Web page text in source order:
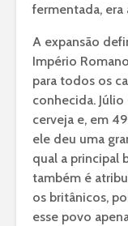
fermentada, era
A expansão
Império
para todos os
conhecida.
cerveja e, em
ele deu uma
qual a principal
também é
os britânicos,
esse povo